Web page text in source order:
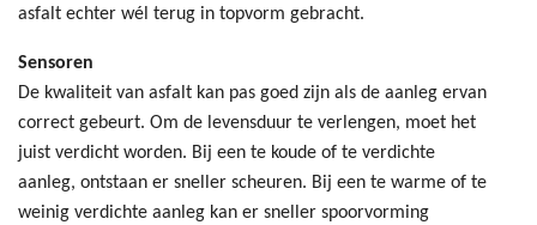
asfalt echter wél terug in topvorm gebracht.
Sensoren
De kwaliteit van asfalt kan pas goed zijn als de aanleg ervan
correct gebeurt. Om de levensduur te verlengen, moet het
juist verdicht worden. Bij een te koude of te verdichte
aanleg, ontstaan er sneller scheuren. Bij een te warme of te
weinig verdichte aanleg kan er sneller spoorvorming